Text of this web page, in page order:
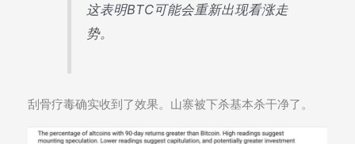
这表明BTC可能会重新出现看涨走
势。
刮骨疗毒确实收到了效果。山寨被下杀基本杀干净了。